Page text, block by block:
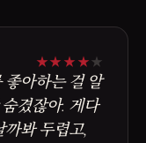
★★ ★ ★★
좋아하는 걸 알
겼잖아. 게다
까봐 두렵고,